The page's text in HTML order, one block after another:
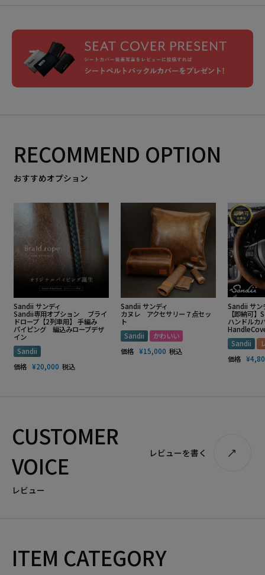
RECOMMEND OPTION
おすすめオプション
Sandii サンディ
Sandii専用オプション ブライ
ドロープ【2列車用】 手編み
パイピング 編込みロープデザ
イン
Sandii
価格 ¥20,000 税込
Sandii サンディ
カヌレ アクセサリー７点セッ
ト
Sandii
かわいい
価格 ¥15,000 税込
Sandii サン
【即納可
ハンドルカ
Sandii
価格 ¥
CUSTOMER
VOICE
レビュー
レビューを書く
ITEM CATEGORY